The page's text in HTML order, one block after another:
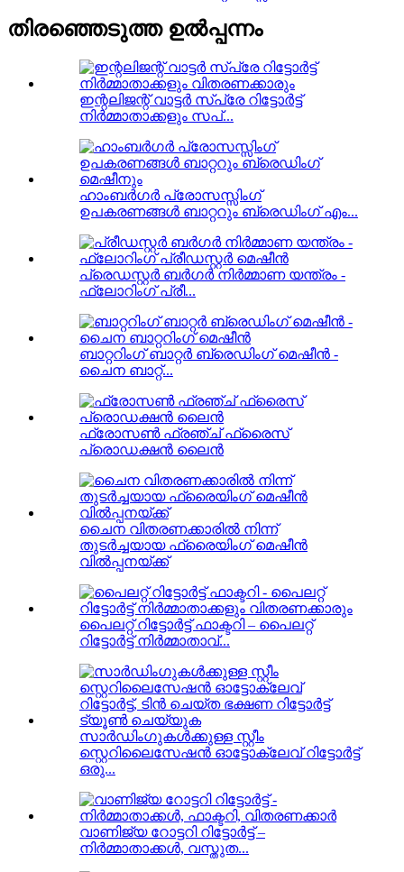
തിരഞ്ഞെടുത്ത ഉൽപ്പന്നം
ഇന്റലിജന്റ് വാട്ടർ സ്പ്രേ റിട്ടോർട്ട്
നിർമ്മാതാക്കളും സപ്...
ഹാംബർഗർ പ്രോസസ്സിംഗ്
ഉപകരണങ്ങൾ ബാറ്ററും ബ്രെഡിംഗ് എം...
പ്രെഡസ്റ്റർ ബർഗർ നിർമ്മാണ യന്ത്രം -
ഫ്ലോറിംഗ് പ്രീ...
ബാറ്ററിംഗ് ബാറ്റർ ബ്രെഡിംഗ് മെഷീൻ -
ചൈന ബാറ്റ്...
ഫ്രോസൺ ഫ്രഞ്ച് ഫ്രൈസ്
പ്രൊഡക്ഷൻ ലൈൻ
ചൈന വിതരണക്കാരിൽ നിന്ന്
തുടർച്ചയായ ഫ്രൈയിംഗ് മെഷീൻ
വിൽപ്പനയ്ക്ക്
പൈലറ്റ് റിട്ടോർട്ട് ഫാക്ടറി – പൈലറ്റ്
റിട്ടോർട്ട് നിർമ്മാതാവ്...
സാർഡിംഗുകൾക്കുള്ള സ്റ്റീം
സ്റ്റെറിലൈസേഷൻ ഓട്ടോക്ലേവ് റിട്ടോർട്ട്
ഒരു...
വാണിജ്യ റോട്ടറി റിട്ടോർട്ട് –
നിർമ്മാതാക്കൾ, വസ്തുത...